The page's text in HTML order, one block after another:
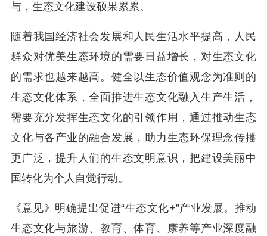
与，生态文化建设硕果累累。
随着我国经济社会发展和人民生活水平提高，人民
群众对优美生态环境的需要日益增长，对生态文化
的需求也越来越高。健全以生态价值观念为准则的
生态文化体系，全面推进生态文化融入生产生活，
需要充分发挥生态文化的引领作用，通过推动生态
文化与各产业的融合发展，助力生态环保理念传播
更广泛，提升人们的生态文明意识，把建设美丽中
国转化为个人自觉行动。
《意见》明确提出促进“生态文化+”产业发展。推动
生态文化与旅游、教育、体育、康养等产业深度融